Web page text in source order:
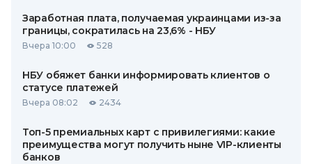
Заработная плата, получаемая украинцами из-за
границы, сократилась на 23,6% - НБУ
Вчера 10:00 528
НБУ обяжет банки информировать клиентов о
статусе платежей
Вчера 08:02 2434
Топ-5 премиальных карт с привилегиями: какие
преимущества могут получить ныне VIP-клиенты
банков